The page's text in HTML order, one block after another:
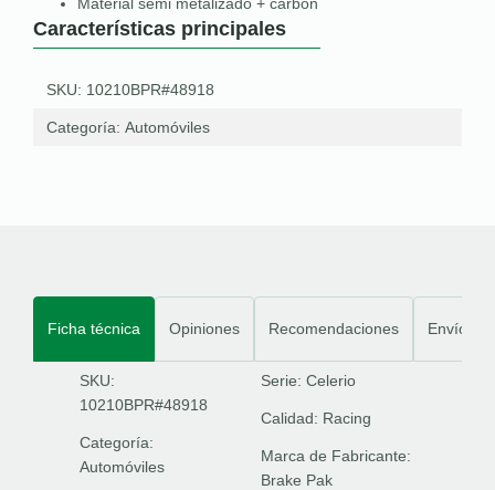
Características principales
SKU: 10210BPR#48918
Categoría: Automóviles
Ficha técnica Opiniones Recomendaciones Envíos
SKU:
10210BPR#48918
Categoría:
Automóviles
Serie: Celerio
Calidad: Racing
Marca de Fabricante:
Brake Pak